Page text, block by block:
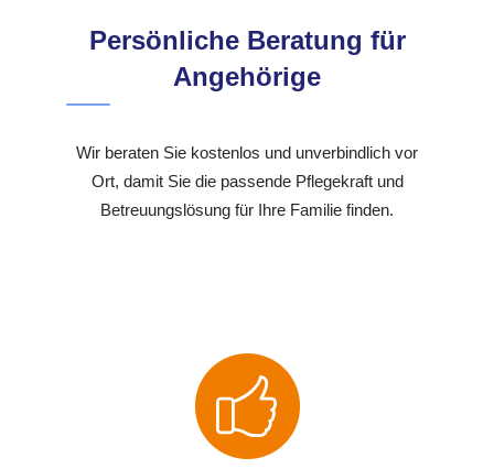
Persönliche Beratung für
Angehörige
Wir beraten Sie kostenlos und unverbindlich vor
Ort, damit Sie die passende Pflegekraft und
Betreuungslösung für Ihre Familie finden.